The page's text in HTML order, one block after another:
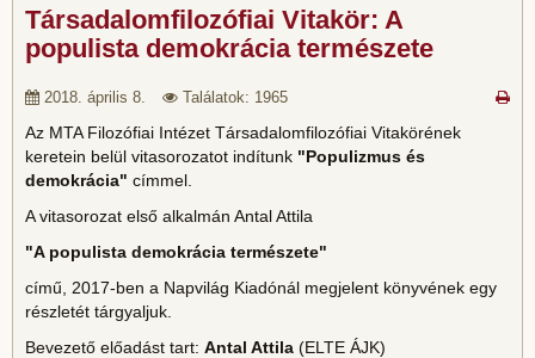
Társadalomfilozófiai Vitakör: A
populista demokrácia természete
2018. április 8. Találatok: 1965
Az MTA Filozófiai Intézet Társadalomfilozófiai Vitakörének
keretein belül vitasorozatot indítunk "Populizmus és
demokrácia" címmel.
A vitasorozat első alkalmán Antal Attila
"A populista demokrácia természete"
című, 2017-ben a Napvilág Kiadónál megjelent könyvének egy
részletét tárgyaljuk.
Bevezető előadást tart: Antal Attila (ELTE ÁJK)